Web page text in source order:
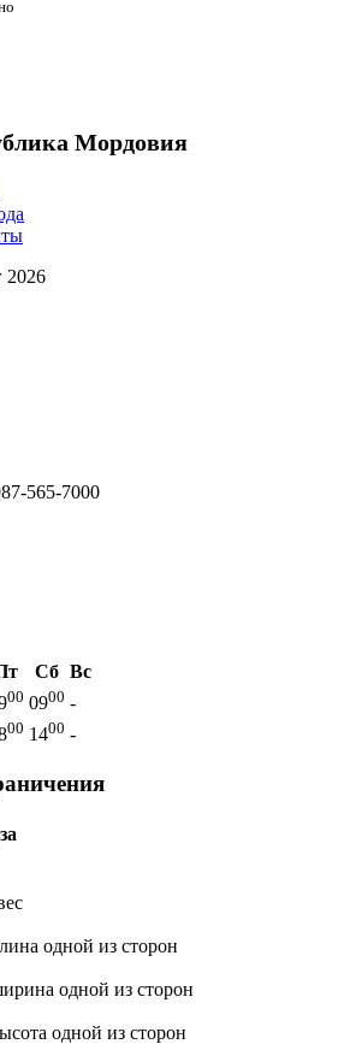
Мордовия
2026
565-7000
Сб Вс
00 0900 -
00 1400 -
одной из сторон
одной из сторон
одной из сторон